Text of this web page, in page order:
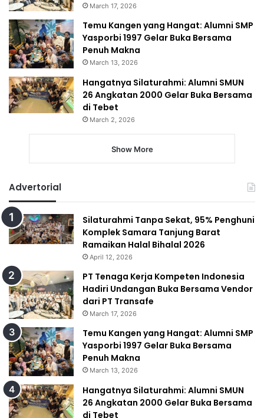
March 17, 2026
Temu Kangen yang Hangat: Alumni SMP
Yasporbi 1997 Gelar Buka Bersama
Penuh Makna
March 13, 2026
Hangatnya Silaturahmi: Alumni SMUN
26 Angkatan 2000 Gelar Buka Bersama
di Tebet
March 2, 2026
Show More
Advertorial
Silaturahmi Tanpa Sekat, 95% Penghuni
Komplek Samara Tanjung Barat
Ramaikan Halal Bihalal 2026
April 12, 2026
PT Tenaga Kerja Kompeten Indonesia
Hadiri Undangan Buka Bersama Vendor
dari PT Transafe
March 17, 2026
Temu Kangen yang Hangat: Alumni SMP
Yasporbi 1997 Gelar Buka Bersama
Penuh Makna
March 13, 2026
Hangatnya Silaturahmi: Alumni SMUN
26 Angkatan 2000 Gelar Buka Bersama
di Tebet